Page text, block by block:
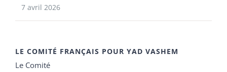
7 avril 2026
LE COMITÉ FRANÇAIS POUR YAD VASHEM
Le Comité